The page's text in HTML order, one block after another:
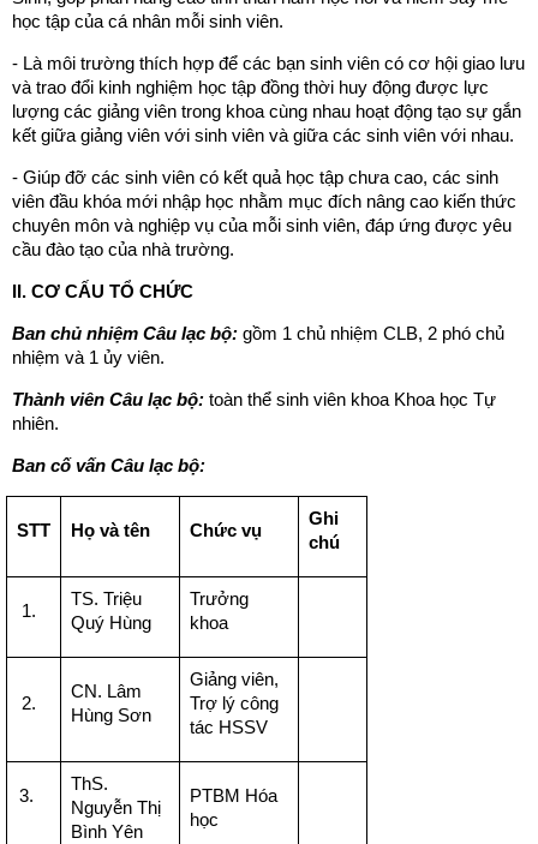
học tập của cá nhân mỗi sinh viên.
- Là môi trường thích hợp để các bạn sinh viên có cơ hội giao lưu
và trao đổi kinh nghiệm học tập đồng thời huy động được lực
lượng các giảng viên trong khoa cùng nhau hoạt động tạo sự gắn
kết giữa giảng viên với sinh viên và giữa các sinh viên với nhau.
- Giúp đỡ các sinh viên có kết quả học tập chưa cao, các sinh
viên đầu khóa mới nhập học nhằm mục đích nâng cao kiến thức
chuyên môn và nghiệp vụ của mỗi sinh viên, đáp ứng được yêu
cầu đào tạo của nhà trường.
II. CƠ CẤU TỔ CHỨC
Ban chủ nhiệm Câu lạc bộ: gồm 1 chủ nhiệm CLB, 2 phó chủ
nhiệm và 1 ủy viên.
Thành viên Câu lạc bộ: toàn thể sinh viên khoa Khoa học Tự
nhiên.
Ban cố vấn Câu lạc bộ:
STT Họ và tên Chức vụ
Ghi
chú
1.
TS. Triệu
Quý Hùng
Trưởng
khoa
2.
CN. Lâm
Hùng Sơn
Giảng viên,
Trợ lý công
tác HSSV
3.
ThS.
Nguyễn Thị
Bình Yên
PTBM Hóa
học